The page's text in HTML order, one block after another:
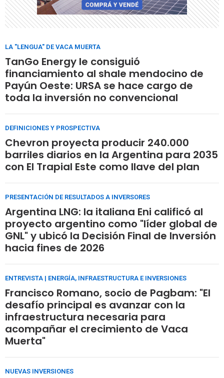
LA "LENGUA" DE VACA MUERTA
TanGo Energy le consiguió
financiamiento al shale mendocino de
Payún Oeste: URSA se hace cargo de
toda la inversión no convencional
DEFINICIONES Y PROSPECTIVA
Chevron proyecta producir 240.000
barriles diarios en la Argentina para 2035
con El Trapial Este como llave del plan
PRESENTACIÓN DE RESULTADOS A INVERSORES
Argentina LNG: la italiana Eni calificó al
proyecto argentino como "líder global de
GNL" y ubicó la Decisión Final de Inversión
hacia fines de 2026
ENTREVISTA | ENERGÍA, INFRAESTRUCTURA E INVERSIONES
Francisco Romano, socio de Pagbam: "El
desafío principal es avanzar con la
infraestructura necesaria para
acompañar el crecimiento de Vaca
Muerta"
NUEVAS INVERSIONES